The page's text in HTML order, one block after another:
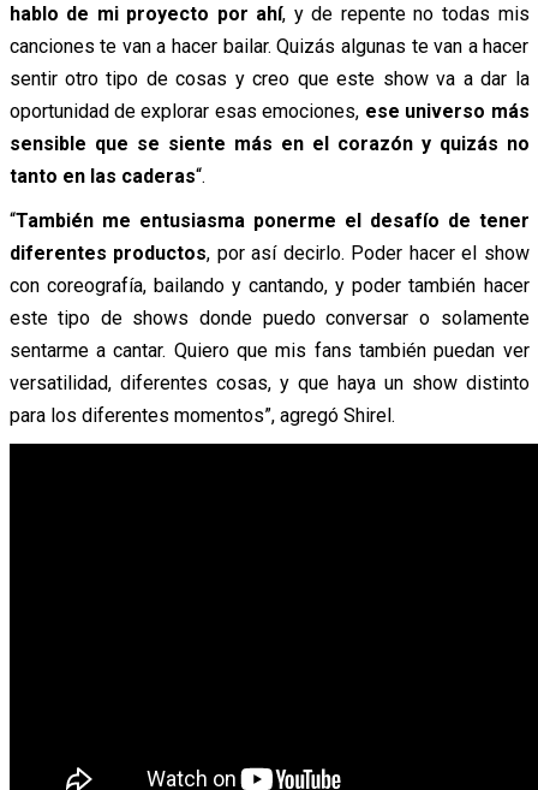
hablo de mi proyecto por ahí, y de repente no todas mis
canciones te van a hacer bailar. Quizás algunas te van a hacer
sentir otro tipo de cosas y creo que este show va a dar la
oportunidad de explorar esas emociones, ese universo más
sensible que se siente más en el corazón y quizás no
tanto en las caderas“.
“También me entusiasma ponerme el desafío de tener
diferentes productos, por así decirlo. Poder hacer el show
con coreografía, bailando y cantando, y poder también hacer
este tipo de shows donde puedo conversar o solamente
sentarme a cantar. Quiero que mis fans también puedan ver
versatilidad, diferentes cosas, y que haya un show distinto
para los diferentes momentos”, agregó Shirel.